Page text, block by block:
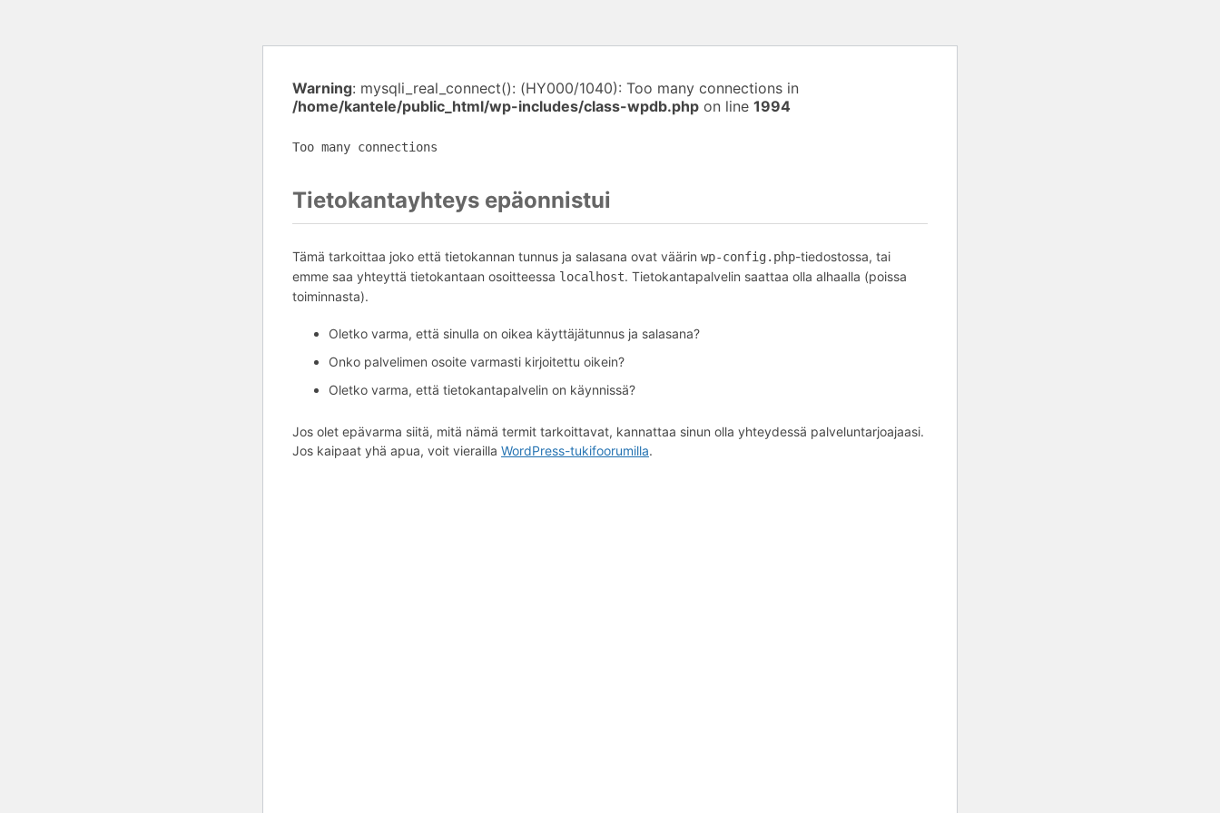
Warning: mysqli_real_connect(): (HY000/1040): Too many connections in
/home/kantele/public_html/wp-includes/class-wpdb.php on line 1994
Too many connections
Tietokantayhteys epäonnistui
Tämä tarkoittaa joko että tietokannan tunnus ja salasana ovat väärin wp-config.php-tiedostossa, tai
emme saa yhteyttä tietokantaan osoitteessa localhost. Tietokantapalvelin saattaa olla alhaalla (poissa
toiminnasta).
Oletko varma, että sinulla on oikea käyttäjätunnus ja salasana?
Onko palvelimen osoite varmasti kirjoitettu oikein?
Oletko varma, että tietokantapalvelin on käynnissä?
Jos olet epävarma siitä, mitä nämä termit tarkoittavat, kannattaa sinun olla yhteydessä palveluntarjoajaasi.
Jos kaipaat yhä apua, voit vierailla WordPress-tukifoorumilla.